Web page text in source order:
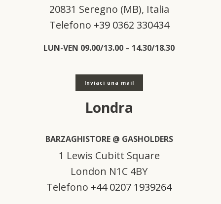
20831 Seregno (MB), Italia
Telefono +39 0362 330434
LUN-VEN 09.00/13.00 – 14.30/18.30
Inviaci una mail
Londra
BARZAGHISTORE @ GASHOLDERS
1 Lewis Cubitt Square
London N1C 4BY
Telefono +44 0207 1939264